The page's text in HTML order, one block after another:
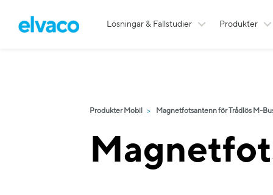
Lösningar & Fallstudier Produkter
Produkter Mobil Magnetfotsantenn för Trådlös M-